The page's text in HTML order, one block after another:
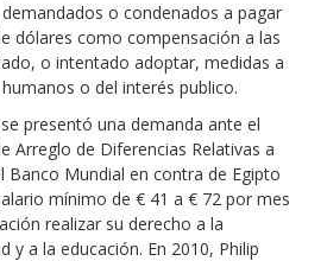
o condenados a pagar
dólares como compensación a las
o intentado adoptar, medidas a
o del interés publico.
presentó una demanda ante el
Arreglo de Diferencias Relativas a
Banco Mundial en contra de Egipto
mínimo de € 41 a € 72 por mes
realizar su derecho a la
y a la educación. En 2010, Philip